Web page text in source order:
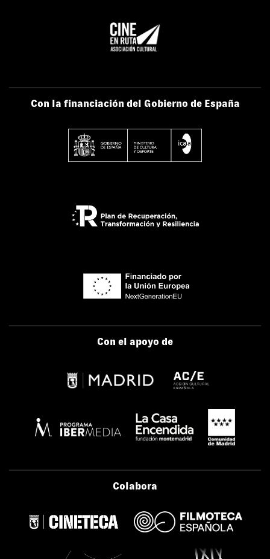
Con la financiación del Gobierno de España
Con el apoyo de
Colabora